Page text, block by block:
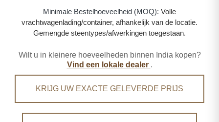
Minimale Bestelhoeveelheid (MOQ): Volle
vrachtwagenlading/container, afhankelijk van de locatie.
Gemengde steentypes/afwerkingen toegestaan.
Wilt u in kleinere hoeveelheden binnen India kopen?
Vind een lokale dealer .
KRIJG UW EXACTE GELEVERDE PRIJS